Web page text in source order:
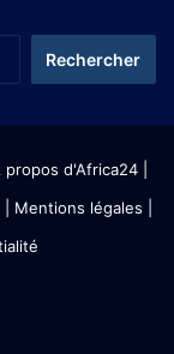
propos d'Africa24|
| Mentions légales